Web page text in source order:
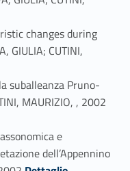
changes during
GIULIA; CUTINI,
suballeanza Pruno-
MAURIZIO, , 2002
e
dell’Appennino
Link identifier #identifier_person_158704-76